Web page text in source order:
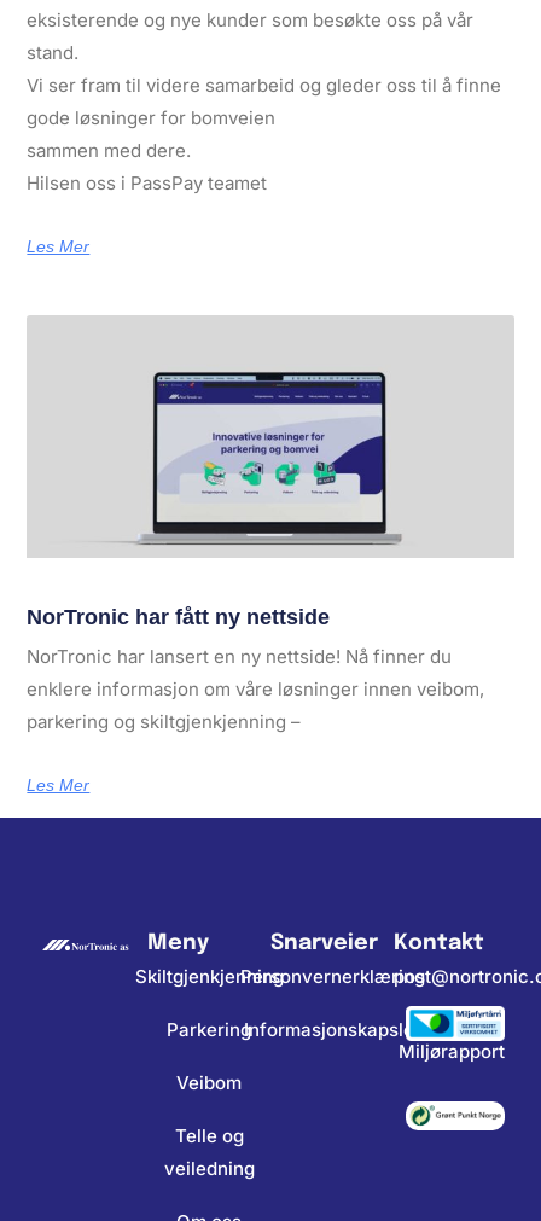
eksisterende og nye kunder som besøkte oss på vår
stand.
Vi ser fram til videre samarbeid og gleder oss til å finne
gode løsninger for bomveien
sammen med dere.
Hilsen oss i PassPay teamet
Les Mer
NorTronic har fått ny nettside
NorTronic har lansert en ny nettside! Nå finner du
enklere informasjon om våre løsninger innen veibom,
parkering og skiltgjenkjenning –
Les Mer
Meny
Skiltgjenkjenning
Parkering
Veibom
Telle og
veiledning
Snarveier
Personvernerklæring
Informasjonskapsler
Kontakt
Miljørapport